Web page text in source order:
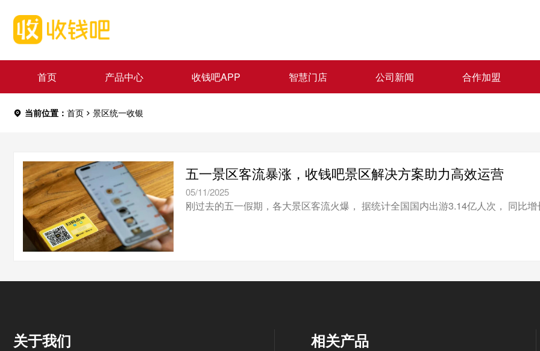
首页 产品中心 收钱吧APP 智慧门店 公司新闻 合作加盟
当前位置： 首页 景区统一收银
五一景区客流暴涨，收钱吧景区解决方案助力高效运营
05/11/2025
刚过去的五一假期，各大景区客流火爆， 据统计全国国内出游3.14亿人次， 同比
关于我们 相关产品